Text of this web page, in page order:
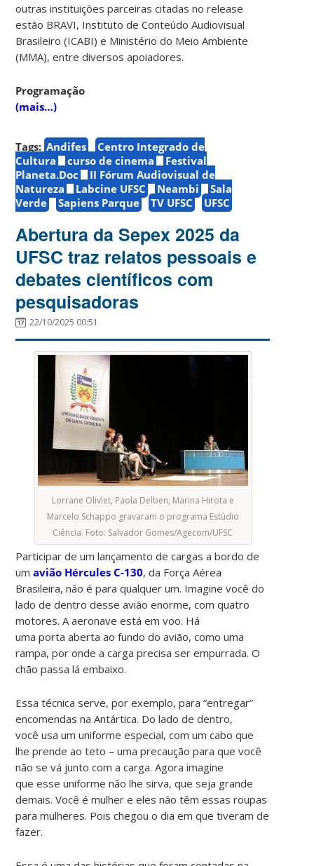
outras instituições parceiras citadas no release
estão BRAVI, Instituto de Conteúdo Audiovisual
Brasileiro (ICABI) e Ministério do Meio Ambiente
(MMA), entre diversos apoiadores.
Programação
(mais…)
Tags: Andifes
Centro Integrado de
Cultura
curso de cinema
Festival
Planeta.Doc
II Fórum Audiovisual de
Natureza
Labcine UFSC Neambi
Sala
Verde
Sapiens Parque TV UFSC UFSC
Abertura da Sepex 2025 da
UFSC traz relatos pessoais e
debates científicos com
pesquisadoras
22/10/2025 00:51
Lorrane Olivlet, Paola Delben, Marina Hirota e
Marcelo Schappo gravaram o programa Estúdio
Ciência. Foto: Salvador Gomes/Agecom/UFSC
Participar de um lançamento de cargas a bordo de
umavião Hércules C-130, da Força Aérea
Brasileira, não é para qualquer um. Imagine você do
lado de dentro desse avião enorme, com quatro
motores. A aeronave está em voo. Há
uma porta aberta ao fundo do avião, como uma
rampa, por onde a carga precisa ser empurrada. O
chão passa lá embaixo.
Essa técnica serve, por exemplo, para “entregar”
encomendas na Antártica. Do lado de dentro,
você usa um uniforme especial, com um cabo que
lhe prende ao teto – uma precaução para que você
não se vá junto com a carga. Agora imagine
que esse uniforme não lhe sirva, que seja grande
demais. Você é mulher e eles não têm essas roupas
para mulheres. Pois chegou o dia em que tiveram de
fazer.